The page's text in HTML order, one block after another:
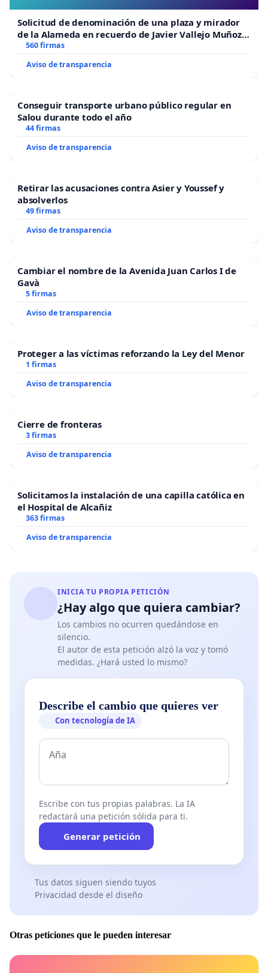
Solicitud de denominación de una plaza y mirador
de la Alameda en recuerdo de Javier Vallejo Muñoz
“Mazinger”
560 firmas
Aviso de transparencia
Conseguir transporte urbano público regular en
Salou durante todo el año
44 firmas
Aviso de transparencia
Retirar las acusaciones contra Asier y Youssef y
absolverlos
49 firmas
Aviso de transparencia
Cambiar el nombre de la Avenida Juan Carlos I de
Gavà
5 firmas
Aviso de transparencia
Proteger a las víctimas reforzando la Ley del Menor
1 firmas
Aviso de transparencia
Cierre de fronteras
3 firmas
Aviso de transparencia
Solicitamos la instalación de una capilla católica en
el Hospital de Alcañiz
363 firmas
Aviso de transparencia
INICIA TU PROPIA PETICIÓN
¿Hay algo que quiera cambiar?
Los cambios no ocurren quedándose en
silencio.
El autor de esta petición alzó la voz y tomó
medidas. ¿Hará usted lo mismo?
Describe el cambio que quieres ver
Con tecnología de IA
Escribe con tus propias palabras. La IA
redactará una petición sólida para ti.
Generar petición
Tus datos siguen siendo tuyos
Privacidad desde el diseño
Otras peticiones que le pueden interesar